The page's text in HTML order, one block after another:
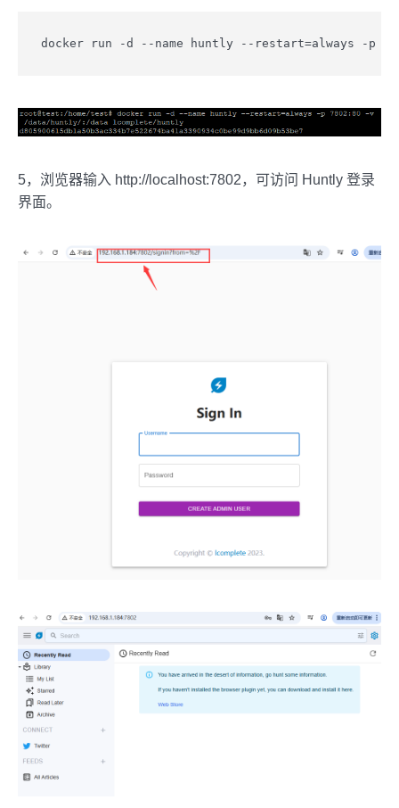
docker run -d --name huntly --restart=always -p
5，浏览器输入 http://localhost:7802，可访问 Huntly 登录
界面。